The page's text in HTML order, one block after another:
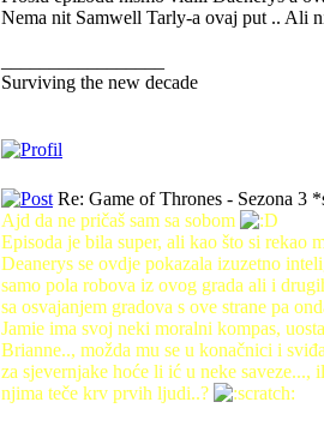
Nema nit Samwell Tarly-a ovaj put .. Ali
Surviving the new decade
Re: Game of Thrones - Sezona 3
Ajd da ne pričaš sam sa sobom
Episoda je bila super, ali kao što si rekao
Deanerys se ovdje pokazala izuzetno
samo pola robova iz ovog grada ali i
sa osvajanjem gradova s ove strane pa
Jamie ima svoj neki moralni kompas,
Brianne.., možda mu se u konačnici i
za sjevernjake hoće li ić u neke
njima teče krv prvih ljudi..?